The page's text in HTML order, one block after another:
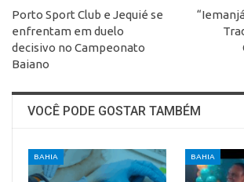
Porto Sport Club e Jequié se
enfrentam em duelo
decisivo no Campeonato
Baiano
VOCÊ PODE GOSTAR TAMBÉM
BAHIA BAHIA